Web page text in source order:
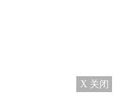
X 关闭